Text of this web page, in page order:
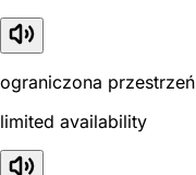
ograniczona przestrzeń
limited availability